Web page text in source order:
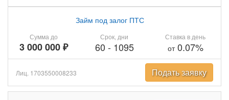
Сумма до
3 000 000 ₽
Займ под залог ПТС
Срок, дни
60 - 1095
Ставка в день
от0.07%
Лиц. 1703550008233 Подать заявку